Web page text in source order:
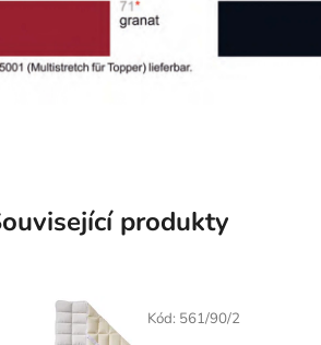
produkty
Kód: 561/90/2